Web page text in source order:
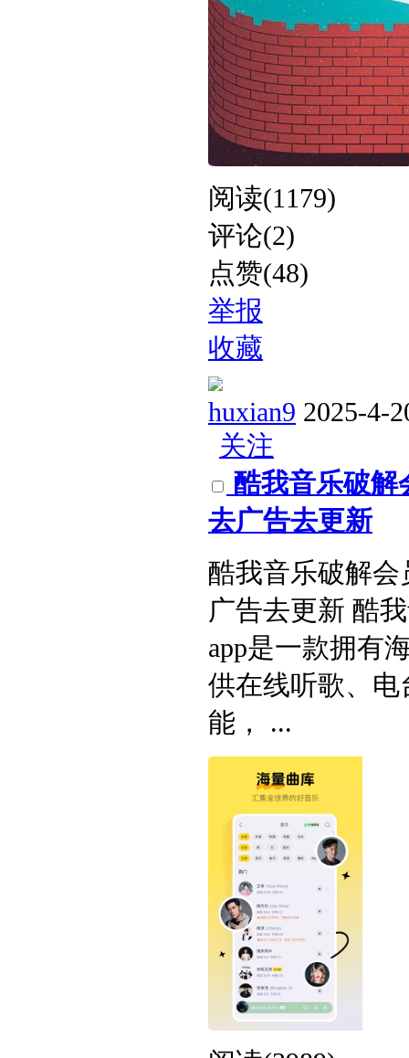
阅读(1179)
评论(2)
点赞(48)
举报
收藏
huxian9 2025-4-
关注
酷我音乐破解
去广告去更新
酷我音乐破解会
广告去更新 酷
app是一款拥有
供在线听歌、
能， ...